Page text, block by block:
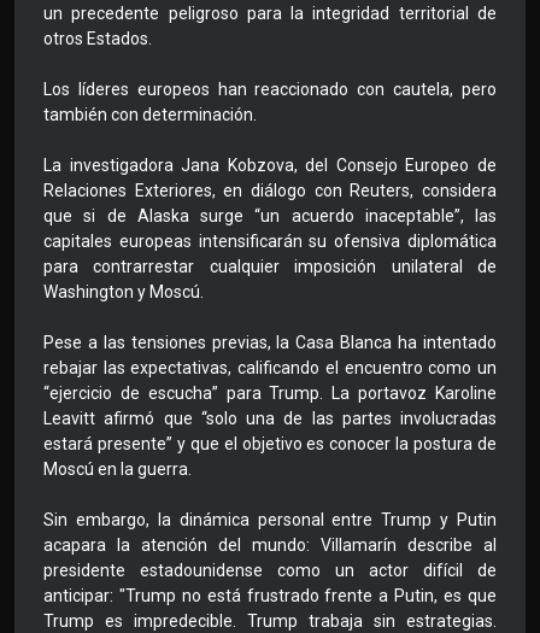
un precedente peligroso para la integridad territorial de
otros Estados.
Los líderes europeos han reaccionado con cautela, pero
también con determinación.
La investigadora Jana Kobzova, del Consejo Europeo de
Relaciones Exteriores, en diálogo con Reuters, considera
que si de Alaska surge “un acuerdo inaceptable”, las
capitales europeas intensificarán su ofensiva diplomática
para contrarrestar cualquier imposición unilateral de
Washington y Moscú.
Pese a las tensiones previas, la Casa Blanca ha intentado
rebajar las expectativas, calificando el encuentro como un
“ejercicio de escucha” para Trump. La portavoz Karoline
Leavitt afirmó que “solo una de las partes involucradas
estará presente” y que el objetivo es conocer la postura de
Moscú en la guerra.
Sin embargo, la dinámica personal entre Trump y Putin
acapara la atención del mundo: Villamarín describe al
presidente estadounidense como un actor difícil de
anticipar: "Trump no está frustrado frente a Putin, es que
Trump es impredecible. Trump trabaja sin estrategias.